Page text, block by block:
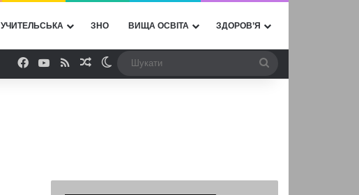
УЧИТЕЛЬСЬКА ЗНО ВИЩА ОСВІТА ЗДОРОВ’Я
Facebook
YouTube
RSSВипадкова стаття
Switch skin